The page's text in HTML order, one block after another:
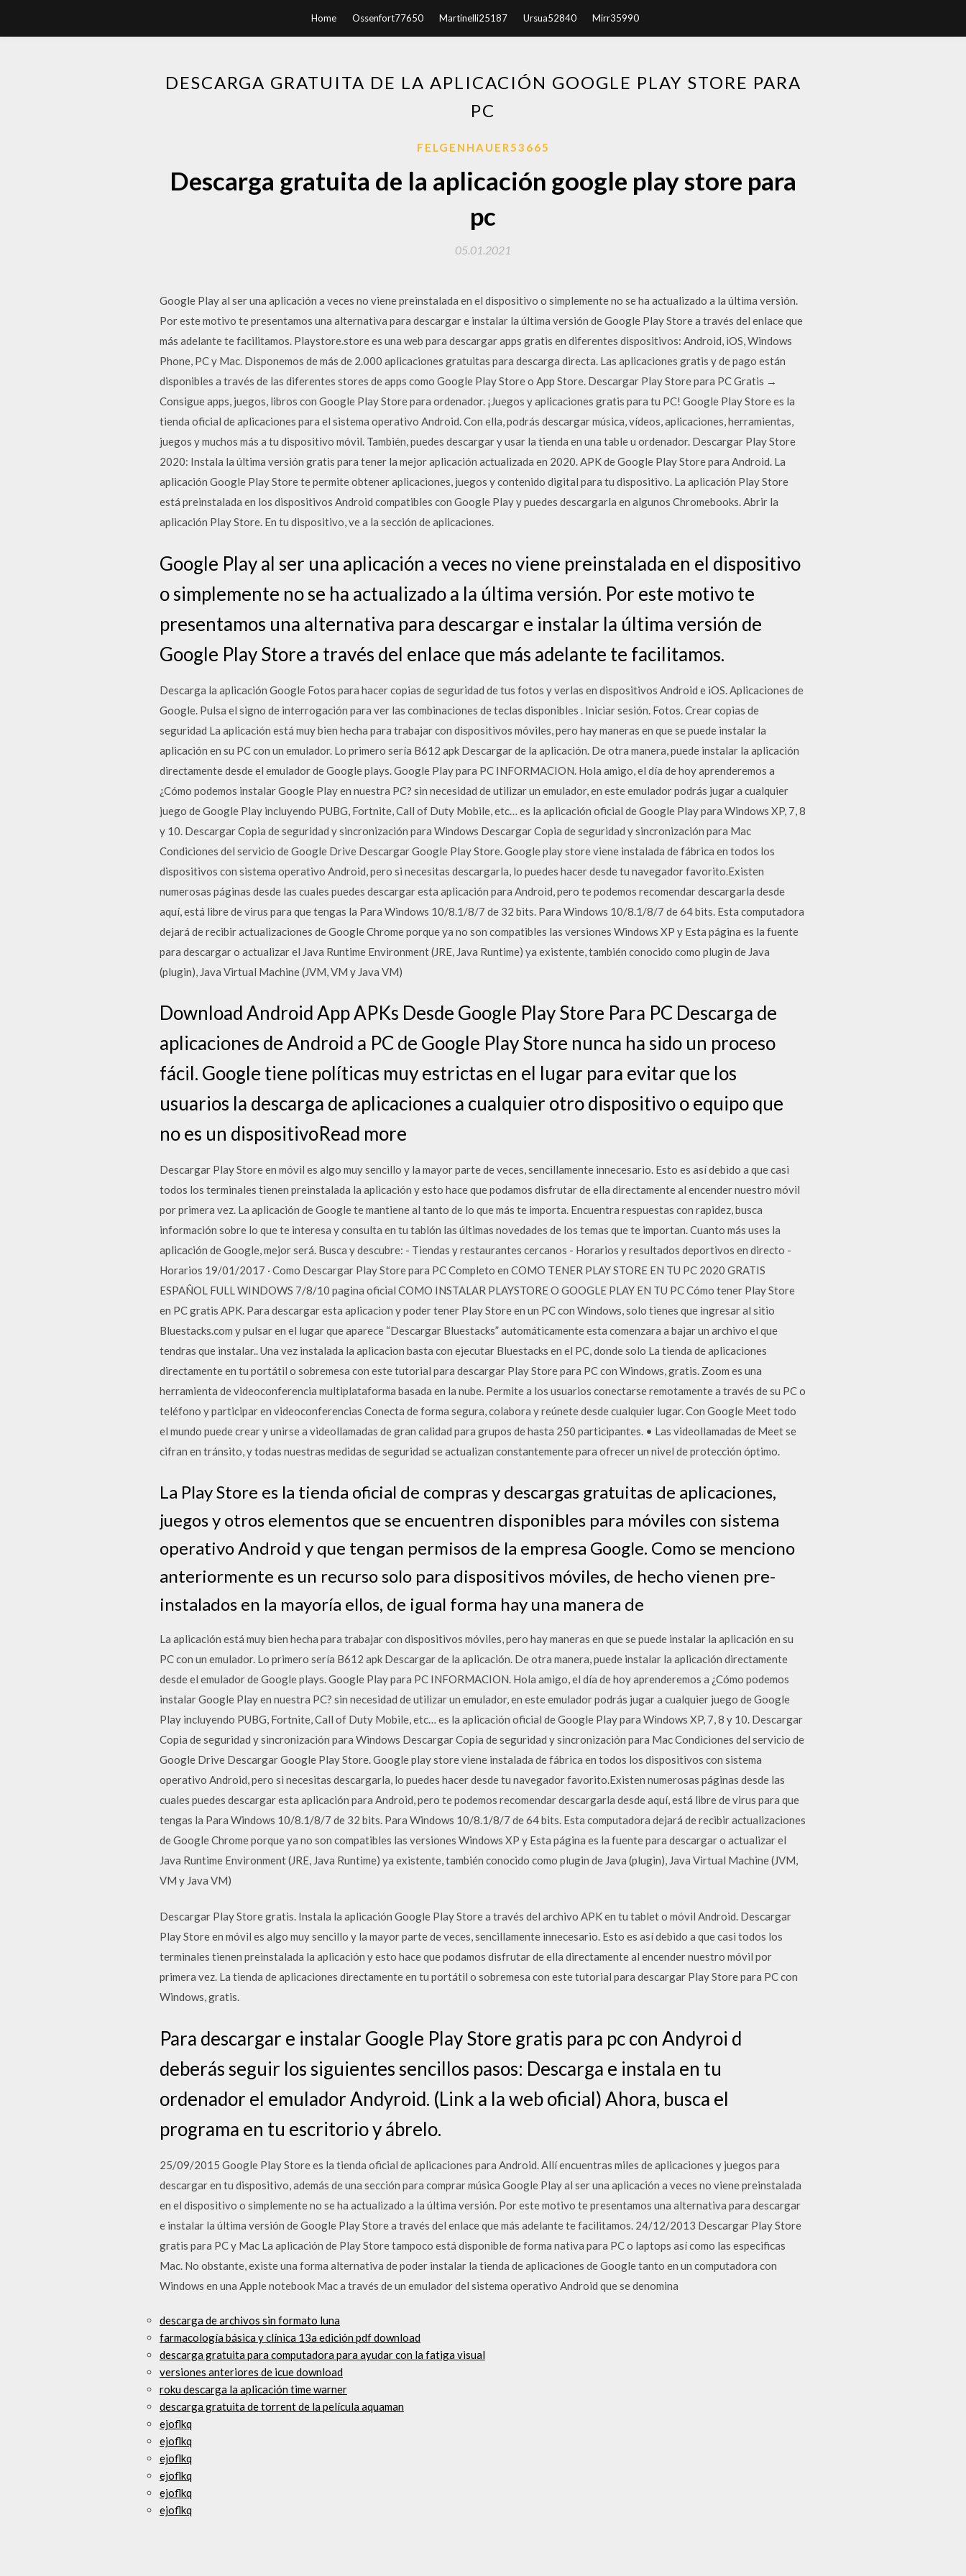
Home Ossenfort77650 Martinelli25187 Ursua52840 Mirr35990
DESCARGA GRATUITA DE LA APLICACIÓN GOOGLE PLAY STORE PARA
PC
FELGENHAUER53665
Descarga gratuita de la aplicación google play store para
pc
05.01.2021
Google Play al ser una aplicación a veces no viene preinstalada en el dispositivo o simplemente no se ha actualizado a la última versión.
Por este motivo te presentamos una alternativa para descargar e instalar la última versión de Google Play Store a través del enlace que
más adelante te facilitamos. Playstore.store es una web para descargar apps gratis en diferentes dispositivos: Android, iOS, Windows
Phone, PC y Mac. Disponemos de más de 2.000 aplicaciones gratuitas para descarga directa. Las aplicaciones gratis y de pago están
disponibles a través de las diferentes stores de apps como Google Play Store o App Store. Descargar Play Store para PC Gratis →
Consigue apps, juegos, libros con Google Play Store para ordenador. ¡Juegos y aplicaciones gratis para tu PC! Google Play Store es la
tienda oficial de aplicaciones para el sistema operativo Android. Con ella, podrás descargar música, vídeos, aplicaciones, herramientas,
juegos y muchos más a tu dispositivo móvil. También, puedes descargar y usar la tienda en una table u ordenador. Descargar Play Store
2020: Instala la última versión gratis para tener la mejor aplicación actualizada en 2020. APK de Google Play Store para Android. La
aplicación Google Play Store te permite obtener aplicaciones, juegos y contenido digital para tu dispositivo. La aplicación Play Store
está preinstalada en los dispositivos Android compatibles con Google Play y puedes descargarla en algunos Chromebooks. Abrir la
aplicación Play Store. En tu dispositivo, ve a la sección de aplicaciones.
Google Play al ser una aplicación a veces no viene preinstalada en el dispositivo
o simplemente no se ha actualizado a la última versión. Por este motivo te
presentamos una alternativa para descargar e instalar la última versión de
Google Play Store a través del enlace que más adelante te facilitamos.
Descarga la aplicación Google Fotos para hacer copias de seguridad de tus fotos y verlas en dispositivos Android e iOS. Aplicaciones de
Google. Pulsa el signo de interrogación para ver las combinaciones de teclas disponibles . Iniciar sesión. Fotos. Crear copias de
seguridad La aplicación está muy bien hecha para trabajar con dispositivos móviles, pero hay maneras en que se puede instalar la
aplicación en su PC con un emulador. Lo primero sería B612 apk Descargar de la aplicación. De otra manera, puede instalar la aplicación
directamente desde el emulador de Google plays. Google Play para PC INFORMACION. Hola amigo, el día de hoy aprenderemos a
¿Cómo podemos instalar Google Play en nuestra PC? sin necesidad de utilizar un emulador, en este emulador podrás jugar a cualquier
juego de Google Play incluyendo PUBG, Fortnite, Call of Duty Mobile, etc… es la aplicación oficial de Google Play para Windows XP, 7, 8
y 10. Descargar Copia de seguridad y sincronización para Windows Descargar Copia de seguridad y sincronización para Mac
Condiciones del servicio de Google Drive Descargar Google Play Store. Google play store viene instalada de fábrica en todos los
dispositivos con sistema operativo Android, pero si necesitas descargarla, lo puedes hacer desde tu navegador favorito.Existen
numerosas páginas desde las cuales puedes descargar esta aplicación para Android, pero te podemos recomendar descargarla desde
aquí, está libre de virus para que tengas la Para Windows 10/8.1/8/7 de 32 bits. Para Windows 10/8.1/8/7 de 64 bits. Esta computadora
dejará de recibir actualizaciones de Google Chrome porque ya no son compatibles las versiones Windows XP y Esta página es la fuente
para descargar o actualizar el Java Runtime Environment (JRE, Java Runtime) ya existente, también conocido como plugin de Java
(plugin), Java Virtual Machine (JVM, VM y Java VM)
Download Android App APKs Desde Google Play Store Para PC Descarga de
aplicaciones de Android a PC de Google Play Store nunca ha sido un proceso
fácil. Google tiene políticas muy estrictas en el lugar para evitar que los
usuarios la descarga de aplicaciones a cualquier otro dispositivo o equipo que
no es un dispositivoRead more
Descargar Play Store en móvil es algo muy sencillo y la mayor parte de veces, sencillamente innecesario. Esto es así debido a que casi
todos los terminales tienen preinstalada la aplicación y esto hace que podamos disfrutar de ella directamente al encender nuestro móvil
por primera vez. La aplicación de Google te mantiene al tanto de lo que más te importa. Encuentra respuestas con rapidez, busca
información sobre lo que te interesa y consulta en tu tablón las últimas novedades de los temas que te importan. Cuanto más uses la
aplicación de Google, mejor será. Busca y descubre: - Tiendas y restaurantes cercanos - Horarios y resultados deportivos en directo -
Horarios 19/01/2017 · Como Descargar Play Store para PC Completo en COMO TENER PLAY STORE EN TU PC 2020 GRATIS
ESPAÑOL FULL WINDOWS 7/8/10 pagina oficial COMO INSTALAR PLAYSTORE O GOOGLE PLAY EN TU PC Cómo tener Play Store
en PC gratis APK. Para descargar esta aplicacion y poder tener Play Store en un PC con Windows, solo tienes que ingresar al sitio
Bluestacks.com y pulsar en el lugar que aparece “Descargar Bluestacks” automáticamente esta comenzara a bajar un archivo el que
tendras que instalar.. Una vez instalada la aplicacion basta con ejecutar Bluestacks en el PC, donde solo La tienda de aplicaciones
directamente en tu portátil o sobremesa con este tutorial para descargar Play Store para PC con Windows, gratis. Zoom es una
herramienta de videoconferencia multiplataforma basada en la nube. Permite a los usuarios conectarse remotamente a través de su PC o
teléfono y participar en videoconferencias Conecta de forma segura, colabora y reúnete desde cualquier lugar. Con Google Meet todo
el mundo puede crear y unirse a videollamadas de gran calidad para grupos de hasta 250 participantes. • Las videollamadas de Meet se
cifran en tránsito, y todas nuestras medidas de seguridad se actualizan constantemente para ofrecer un nivel de protección óptimo.
La Play Store es la tienda oficial de compras y descargas gratuitas de aplicaciones,
juegos y otros elementos que se encuentren disponibles para móviles con sistema
operativo Android y que tengan permisos de la empresa Google. Como se menciono
anteriormente es un recurso solo para dispositivos móviles, de hecho vienen pre-
instalados en la mayoría ellos, de igual forma hay una manera de
La aplicación está muy bien hecha para trabajar con dispositivos móviles, pero hay maneras en que se puede instalar la aplicación en su
PC con un emulador. Lo primero sería B612 apk Descargar de la aplicación. De otra manera, puede instalar la aplicación directamente
desde el emulador de Google plays. Google Play para PC INFORMACION. Hola amigo, el día de hoy aprenderemos a ¿Cómo podemos
instalar Google Play en nuestra PC? sin necesidad de utilizar un emulador, en este emulador podrás jugar a cualquier juego de Google
Play incluyendo PUBG, Fortnite, Call of Duty Mobile, etc… es la aplicación oficial de Google Play para Windows XP, 7, 8 y 10. Descargar
Copia de seguridad y sincronización para Windows Descargar Copia de seguridad y sincronización para Mac Condiciones del servicio de
Google Drive Descargar Google Play Store. Google play store viene instalada de fábrica en todos los dispositivos con sistema
operativo Android, pero si necesitas descargarla, lo puedes hacer desde tu navegador favorito.Existen numerosas páginas desde las
cuales puedes descargar esta aplicación para Android, pero te podemos recomendar descargarla desde aquí, está libre de virus para que
tengas la Para Windows 10/8.1/8/7 de 32 bits. Para Windows 10/8.1/8/7 de 64 bits. Esta computadora dejará de recibir actualizaciones
de Google Chrome porque ya no son compatibles las versiones Windows XP y Esta página es la fuente para descargar o actualizar el
Java Runtime Environment (JRE, Java Runtime) ya existente, también conocido como plugin de Java (plugin), Java Virtual Machine (JVM,
VM y Java VM)
Descargar Play Store gratis. Instala la aplicación Google Play Store a través del archivo APK en tu tablet o móvil Android. Descargar
Play Store en móvil es algo muy sencillo y la mayor parte de veces, sencillamente innecesario. Esto es así debido a que casi todos los
terminales tienen preinstalada la aplicación y esto hace que podamos disfrutar de ella directamente al encender nuestro móvil por
primera vez. La tienda de aplicaciones directamente en tu portátil o sobremesa con este tutorial para descargar Play Store para PC con
Windows, gratis.
Para descargar e instalar Google Play Store gratis para pc con Andyroi d
deberás seguir los siguientes sencillos pasos: Descarga e instala en tu
ordenador el emulador Andyroid. (Link a la web oficial) Ahora, busca el
programa en tu escritorio y ábrelo.
25/09/2015 Google Play Store es la tienda oficial de aplicaciones para Android. Allí encuentras miles de aplicaciones y juegos para
descargar en tu dispositivo, además de una sección para comprar música Google Play al ser una aplicación a veces no viene preinstalada
en el dispositivo o simplemente no se ha actualizado a la última versión. Por este motivo te presentamos una alternativa para descargar
e instalar la última versión de Google Play Store a través del enlace que más adelante te facilitamos. 24/12/2013 Descargar Play Store
gratis para PC y Mac La aplicación de Play Store tampoco está disponible de forma nativa para PC o laptops así como las especificas
Mac. No obstante, existe una forma alternativa de poder instalar la tienda de aplicaciones de Google tanto en un computadora con
Windows en una Apple notebook Mac a través de un emulador del sistema operativo Android que se denomina
descarga de archivos sin formato luna
farmacología básica y clínica 13a edición pdf download
descarga gratuita para computadora para ayudar con la fatiga visual
versiones anteriores de icue download
roku descarga la aplicación time warner
descarga gratuita de torrent de la película aquaman
ejoflkq
ejoflkq
ejoflkq
ejoflkq
ejoflkq
ejoflkq